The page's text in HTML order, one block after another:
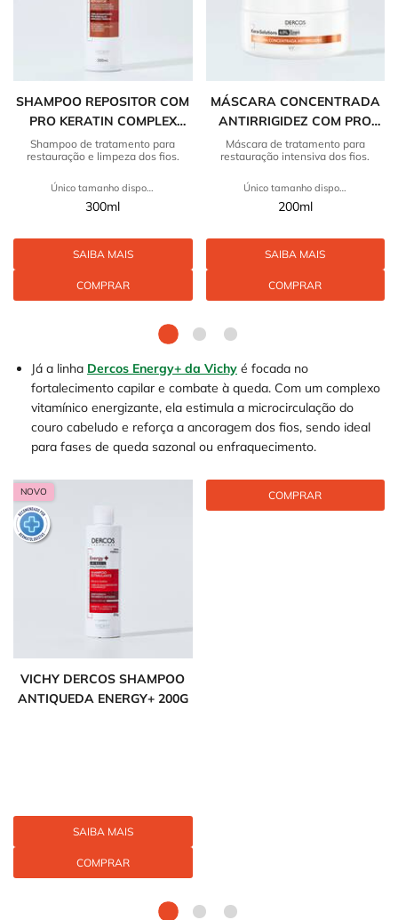
SHAMPOO REPOSITOR COM
PRO KERATIN COMPLEX
VICHY DERCOS KERA
SOLUTIONS
Shampoo de tratamento para
restauração e limpeza dos fios.
300ml
SAIBA MAIS
COMPRAR
MÁSCARA CONCENTRADA
ANTIRRIGIDEZ COM PRO
KERATIN COMPLEX DERCOS
KERA SOLUTIONS
Máscara de tratamento para
restauração intensiva dos fios.
Único tamanho disponível
200ml
SAIBA MAIS
COMPRAR
Já a linha Dercos Energy+ da Vichy é focada no
fortalecimento capilar e combate à queda. Com um complexo
vitamínico energizante, ela estimula a microcirculação do
couro cabeludo e reforça a ancoragem dos fios, sendo ideal
para fases de queda sazonal ou enfraquecimento.
NOVO
VICHY DERCOS SHAMPOO
ANTIQUEDA ENERGY+ 200G
SAIBA MAIS
COMPRAR
COMPRAR